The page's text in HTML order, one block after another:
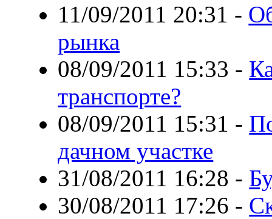
11/09/2011 20:31 -
рынка
08/09/2011 15:33 -
транспорте?
08/09/2011 15:31 -
дачном участке
31/08/2011 16:28 -
30/08/2011 17:26 -